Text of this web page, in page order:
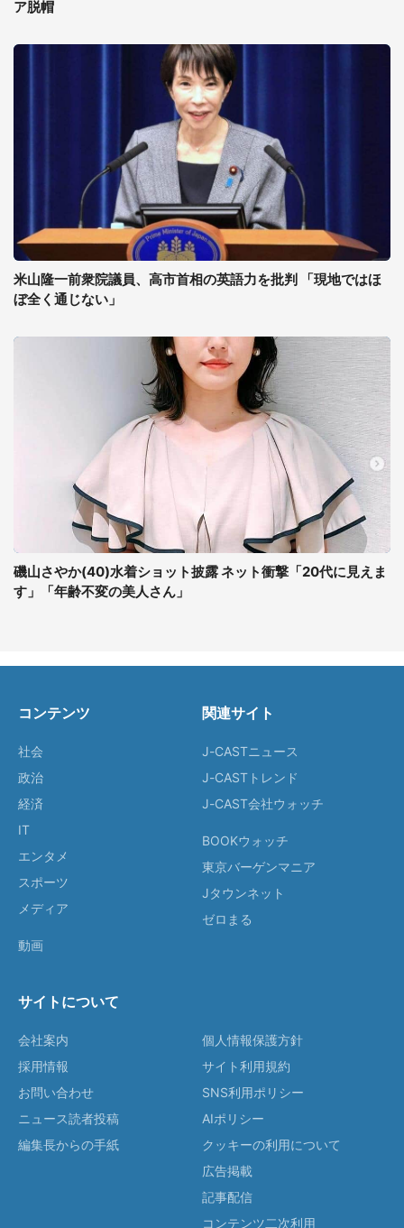
ア脱帽
米山隆一前衆院議員、高市首相の英語力を批判 「現地ではほ
ぼ全く通じない」
磯山さやか(40)水着ショット披露 ネット衝撃「20代に見えま
す」「年齢不変の美人さん」
コンテンツ
社会
政治
経済
IT
エンタメ
スポーツ
メディア
動画
関連サイト
J-CASTニュース
J-CASTトレンド
J-CAST会社ウォッチ
BOOKウォッチ
東京バーゲンマニア
Jタウンネット
ゼロまる
サイトについて
会社案内
採用情報
お問い合わせ
ニュース読者投稿
編集長からの手紙
個人情報保護方針
サイト利用規約
SNS利用ポリシー
AIポリシー
クッキーの利用について
広告掲載
記事配信
コンテンツ二次利用